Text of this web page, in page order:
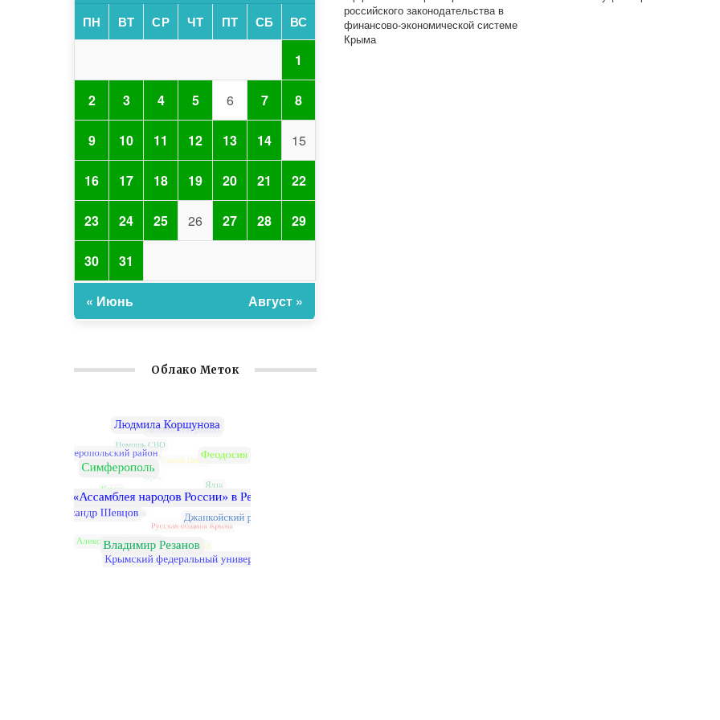
российского законодательства в
финансово-экономической системе
Крыма
ПН ВТ СР ЧТ ПТ СБ ВС
1
2 3 4 5 6 7 8
9 10 11 12 13 14 15
16 17 18 19 20 21 22
23 24 25 26 27 28 29
30 31
« Июнь Август »
Облако Меток